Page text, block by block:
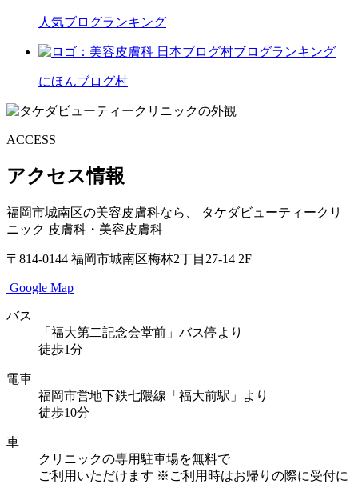
人気ブログランキング
にほんブログ村
ACCESS
アクセス情報
福岡市城南区の美容皮膚科なら、
タケダビューティークリ
ニック 皮膚科・美容皮膚科
〒814-0144 福岡市城南区梅林2丁目27-14 2F
Google Map
バス
「福大第二記念会堂前」バス停より
徒歩1分
電車
福岡市営地下鉄七隈線「福大前駅」より
徒歩10分
車
クリニックの専用駐車場を無料で
ご利用いただけます ※ご利用時はお帰りの際に受付に